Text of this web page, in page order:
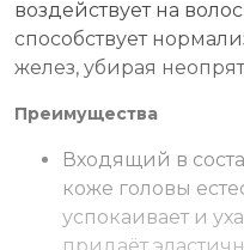
воздействует на
способствует
желез, убирая
Преимущества
Входящий в
коже головы
успокаивает и